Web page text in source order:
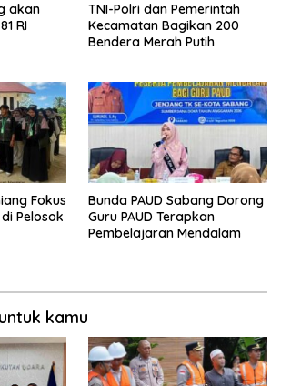
akan
RI
TNI-Polri dan Pemerintah
Kecamatan Bagikan 200
Bendera Merah Putih
Fokus
Pelosok
Bunda PAUD Sabang Dorong
Guru PAUD Terapkan
Pembelajaran Mendalam
kamu